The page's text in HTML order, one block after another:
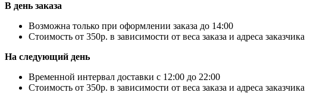
В день заказа
Возможна только при оформлении заказа до 14:00
Стоимость от 350р. в зависимости от веса заказа и адреса заказчика
На следующий день
Временной интервал доставки с 12:00 до 22:00
Стоимость от 350р. в зависимости от веса заказа и адреса заказчика